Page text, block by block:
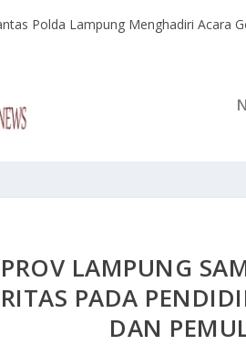
Polda Lampung Menghadiri Acara
LAMPUNG
PADA
DAN